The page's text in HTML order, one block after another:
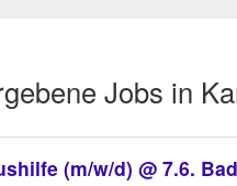
Jobs in
(m/w/d) @ 7.6.